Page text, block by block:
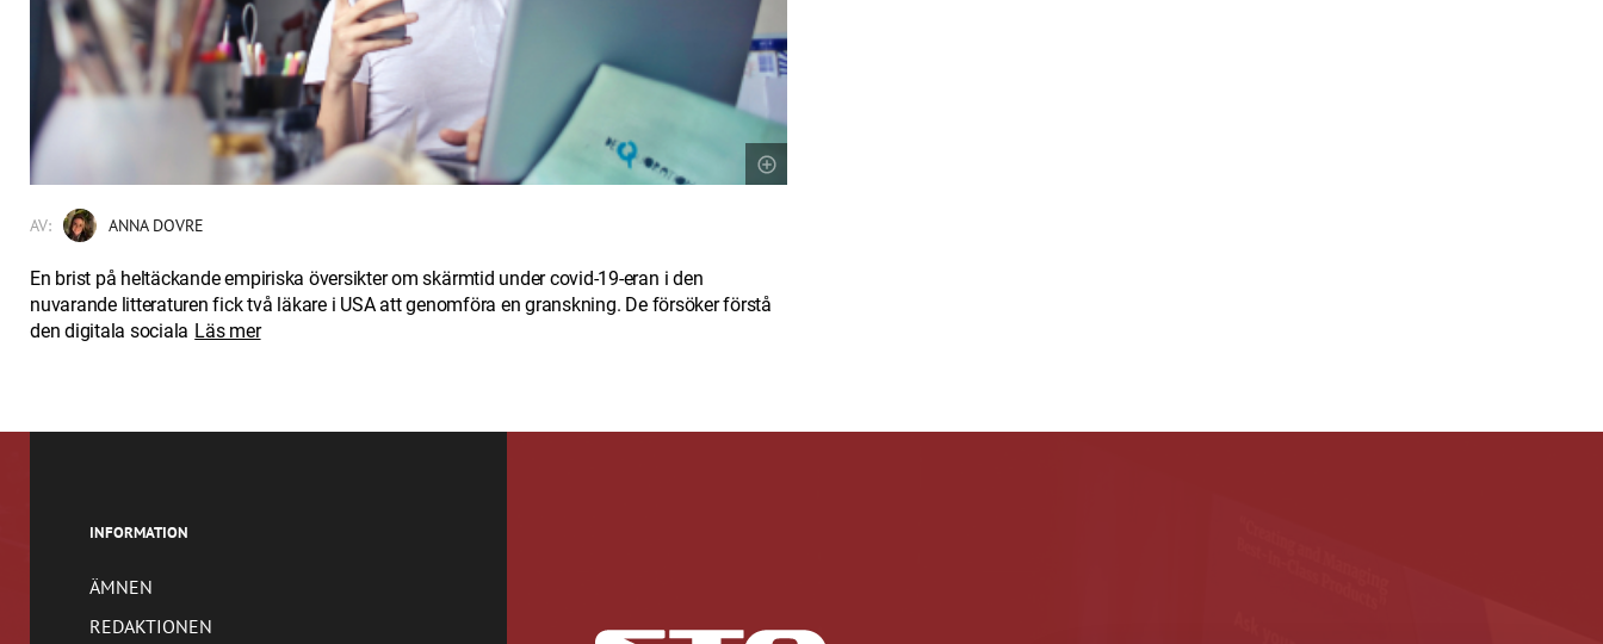
AV: ANNA DOVRE
En brist på heltäckande empiriska översikter om skärmtid under covid-19-eran i den
nuvarande litteraturen fick två läkare i USA att genomföra en granskning. De försöker förstå
den digitala sociala Läs mer
INFORMATION
ÄMNEN
REDAKTIONEN